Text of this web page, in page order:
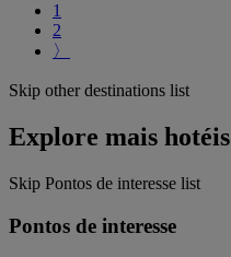
1
2
〉
Skip other destinations list
Explore mais hotéis
Skip Pontos de interesse list
Pontos de interesse